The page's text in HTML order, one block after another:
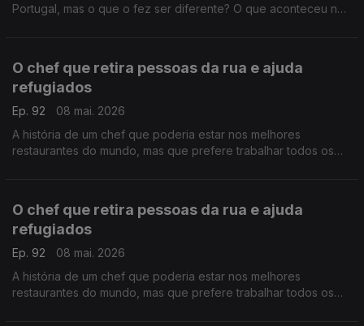
Portugal, mas o que o fez ser diferente? O que aconteceu na
O chef que retira pessoas da rua e ajuda
refugiados
Ep. 92
08 mai. 2026
A história de um chef que poderia estar nos melhores
restaurantes do mundo, mas que prefere trabalhar todos os
O chef que retira pessoas da rua e ajuda
refugiados
Ep. 92
08 mai. 2026
A história de um chef que poderia estar nos melhores
restaurantes do mundo, mas que prefere trabalhar todos os